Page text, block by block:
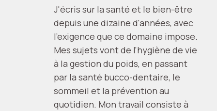
J'écris sur la santé et le bien-être
depuis une dizaine d'années, avec
l'exigence que ce domaine impose.
Mes sujets vont de l'hygiène de vie
à la gestion du poids, en passant
par la santé bucco-dentaire, le
sommeil et la prévention au
quotidien. Mon travail consiste à